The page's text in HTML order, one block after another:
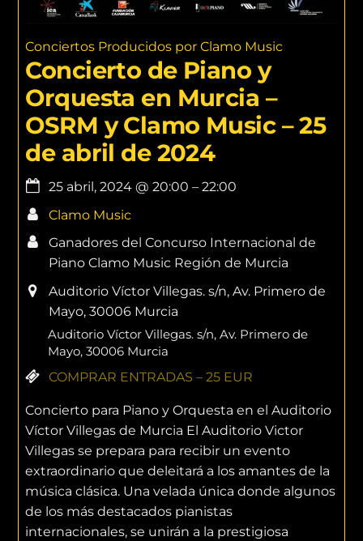
Conciertos Producidos por Clamo Music
Concierto de Piano y
Orquesta en Murcia –
OSRM y Clamo Music – 25
de abril de 2024
25 abril, 2024 @20:00 –22:00
Clamo Music
Ganadores del Concurso Internacional de
Piano Clamo Music Región de Murcia
Auditorio Víctor Villegas. s/n, Av. Primero de
Mayo, 30006 Murcia
Auditorio Víctor Villegas. s/n, Av. Primero de
Mayo, 30006 Murcia
COMPRAR ENTRADAS – 25 EUR
Concierto para Piano y Orquesta en el Auditorio
Víctor Villegas de Murcia El Auditorio Victor
Villegas se prepara para recibir un evento
extraordinario que deleitará a los amantes de la
música clásica. Una velada única donde algunos
de los más destacados pianistas
internacionales, se unirán a la prestigiosa